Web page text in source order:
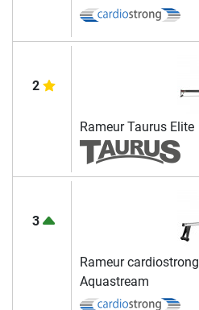
2
Rameur Taurus Elite
3
Rameur cardiostrong
Aquastream